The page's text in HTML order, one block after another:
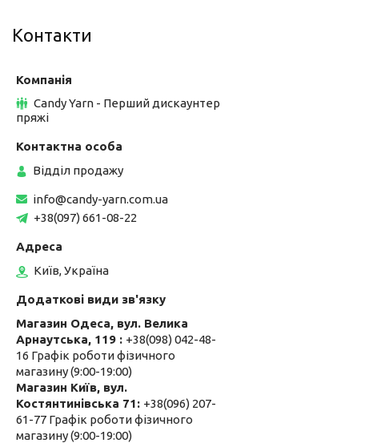
Контакти
Candy Yarn - Перший дискаунтер
пряжі
Відділ продажу
info@candy-yarn.com.ua
+38(097) 661-08-22
Київ, Україна
Магазин Одеса, вул. Велика
Арнаутська, 119
+38(098) 042-48-
16 Графік роботи фізичного
магазину (9:00-19:00)
Магазин Київ, вул.
Костянтинівська 71
+38(096) 207-
61-77 Графік роботи фізичного
магазину (9:00-19:00)